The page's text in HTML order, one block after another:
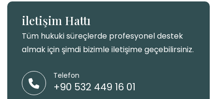
iletişim Hattı
Tüm hukuki süreçlerde profesyonel destek
almak için şimdi bizimle iletişime geçebilirsiniz.
Telefon
+90 532 449 16 01